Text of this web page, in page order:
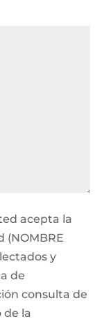
acepta la
(NOMBRE
y
de
consulta de
de la